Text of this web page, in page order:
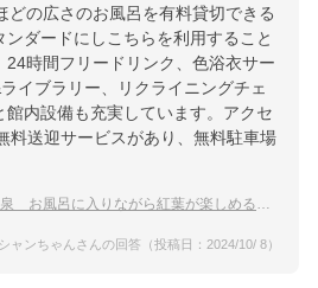
どの広さのお風呂を有料貸切できる
ダードにしこちらを利用すること
24時間フリードリンク、色浴衣サー
イブラリー、リクライニングチェ
館内設備も充実しています。アクセ
料送迎サービスがあり、無料駐車場
風呂に入りながら紅葉が楽しめる温泉宿のおすすめは？
シャンちゃんさんの回答（投稿日：2024/10/ 8）